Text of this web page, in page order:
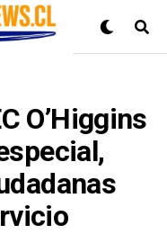
O’Higgins